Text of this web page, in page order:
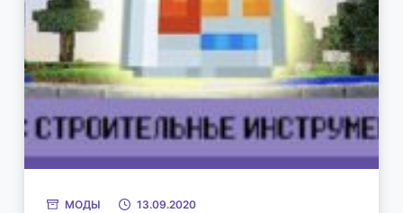
МОДЫ 13.09.2020